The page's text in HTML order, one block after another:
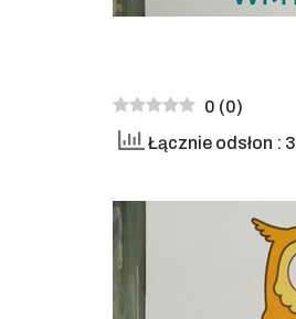
0 (0)
Łącznie odsłon :